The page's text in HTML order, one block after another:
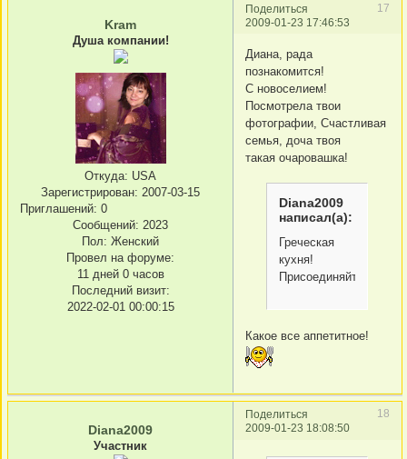
Поделиться
17
2009-01-23 17:46:53
Kram
Душа компании!
Откуда: USA
Зарегистрирован: 2007-03-15
Приглашений: 0
Сообщений: 2023
Пол: Женский
Провел на форуме:
11 дней 0 часов
Последний визит:
2022-02-01 00:00:15
Диана, рада
познакомится!
С новоселием!
Посмотрела твои
фотографии, Счастливая
семья, доча твоя
такая очаровашка!
Diana2009
написал(а):
Греческая
кухня!
Присоединяйтесь!!!!!
Какое все аппетитное!
Поделиться
18
2009-01-23 18:08:50
Diana2009
Участник